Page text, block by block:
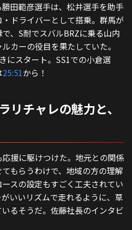
田範彦選手は、松井選手を助手
ドライバーとして搭乗。群馬が
、S耐でスバルBRZに乗る山内
カーの役目を果たしていた。
にスタート。SS1での小倉選
25:51から！
リチャレの魅力と、
援に駆けつけた。地元との関係
もらうわけで、地域の方の理解
スの設定もすごく工夫されてい
いいリズムで走れるように、草
るそうだ。佐藤社長のインタビ